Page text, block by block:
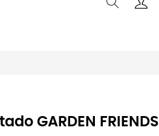
GARDEN FRIENDS